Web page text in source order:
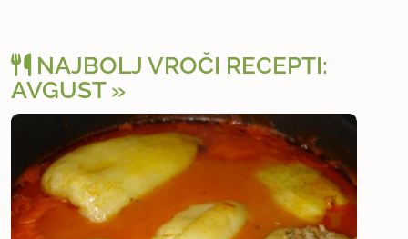
NAJBOLJ VROČI RECEPTI:
AVGUST